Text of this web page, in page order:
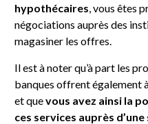
hypothécaires, vous êtes
négociations auprès des
magasiner les offres.
Il est à noter qu’à part les
banques offrent également
et quevous avez ainsi la
ces services auprès